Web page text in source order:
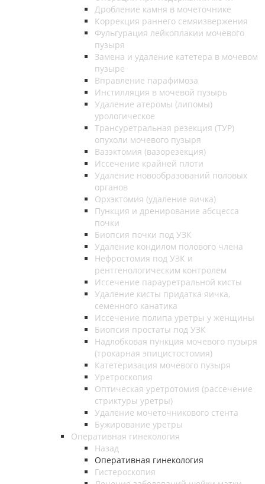
Дробление камня в мочеточнике
Коррекция раннего семяизвержения
Фульгурация лейкоплакии мочевого
пузыря
Замена и удаление катетера в мочевом
пузыре
Вправление парафимоза
Инстилляция в мочевой пузырь
Удаление атеромы (липомы)
урологическое
Трансуретральная резекция (ТУР)
опухоли мочевого пузыря
Вазэктомия (вазорезекция)
Иссечение крайней плоти
Удаление новообразований половых
органов
Орхэктомия (удаление яичка)
Пункция и дренирование абсцесса
почки
Биопсия почки под УЗК
Удаление кондилом полового члена
Нефростомия под УЗК и
рентгенологическим контролем
Иссечение парауретральной кисты
Удаление кисты придатка яичка,
семенного канатика
Иссечение полипа уретры у женщины
Биопсия простаты под УЗК
Надлобковая пункция мочевого пузыря
(трокарная эпицистостомия)
Катетеризация мочевого пузыря
Уретроскопия
Оптическая уретротомия (рассечение
стриктуры уретры)
Удаление мочеточникового стента
Бужирование уретры
Оперативная гинекология
Назад
Оперативная гинекология
Гистероскопия